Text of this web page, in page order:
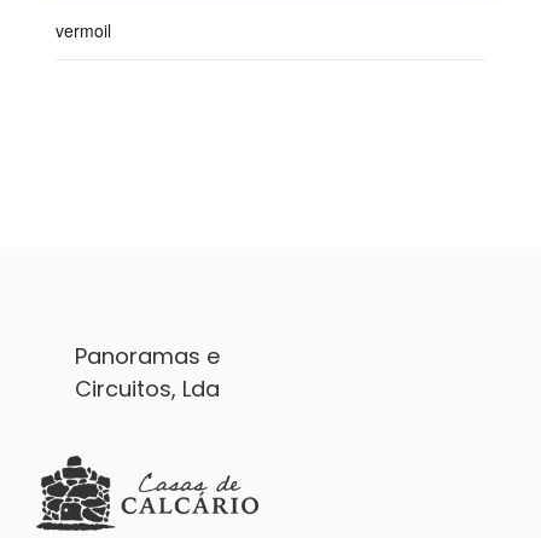
vermoil
Panoramas e
Circuitos, Lda